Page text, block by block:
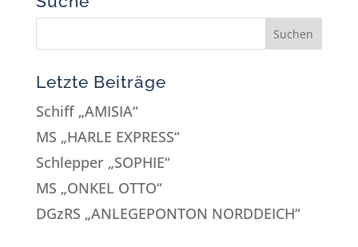
Letzte Beiträge
Schiff „AMISIA“
MS „HARLE EXPRESS“
Schlepper „SOPHIE“
MS „ONKEL OTTO“
DGzRS „ANLEGEPONTON NORDDEICH“